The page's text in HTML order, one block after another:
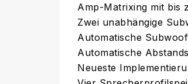
Amp-Matrixing mit bis
Zwei unabhängige
Automatische
Automatische
Neueste